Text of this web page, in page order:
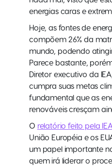
energias caras e
Hoje, as fontes de
compõem 26% da
mundo, podendo
Parece bastante,
Diretor executivo da
cumpra suas metas
fundamental que as
renováveis cresçam
O relatório feito pela
União Européia e os
um papel importante
quem irá liderar o